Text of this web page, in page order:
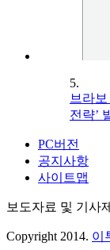
5.
브라보
전략’
PC버전
공지사항
사이트맵
보도자료 및 기사
Copyright 2014. 이